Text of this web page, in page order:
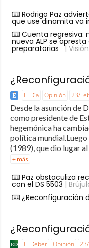
Rodrigo Paz
que use dinamita va
Cuenta regresiva:
nueva ALP se
preparatorias |
El Día Opinión 23/
Desde la asunción de
como presidente de
hegemónica ha
política
(1989), que dio lugar
+ más
Paz obstaculiza
con el DS 5503 |
¿Reconfiguración
El Deber Opinión